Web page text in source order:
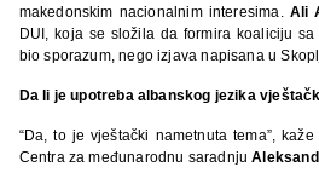
makedonskim nacionalnim interesima. Ali
DUI, koja se složila da formira koaliciju
bio sporazum, nego izjava napisana u
Da li je upotreba albanskog jezika
“Da, to je vještački nametnuta tema”,
Centra za međunarodnu saradnju